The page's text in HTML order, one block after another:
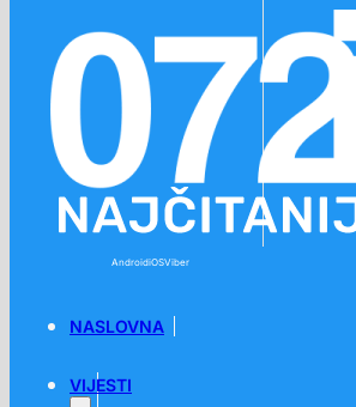
AndroidiOSViber
NASLOVNA
VIJESTI